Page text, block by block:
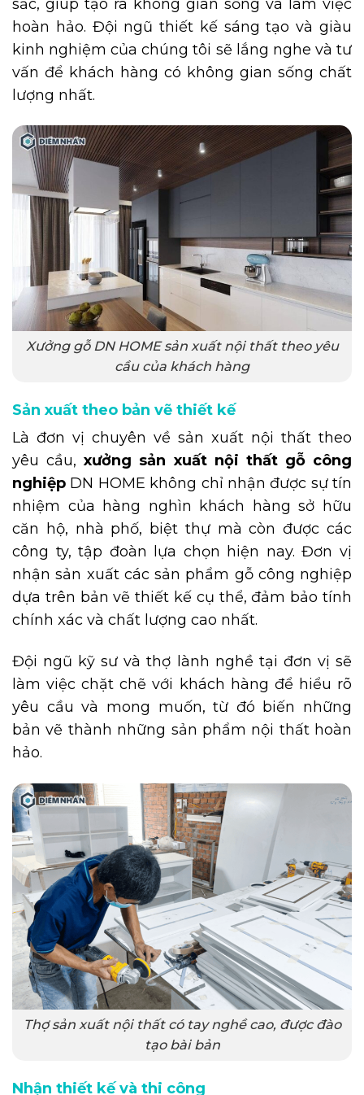
sắc, giúp tạo ra không gian sống và làm việc
hoàn hảo. Đội ngũ thiết kế sáng tạo và giàu
kinh nghiệm của chúng tôi sẽ lắng nghe và tư
vấn để khách hàng có không gian sống chất
lượng nhất.
Xưởng gỗ DN HOME sản xuất nội thất theo yêu
cầu của khách hàng
Sản xuất theo bản vẽ thiết kế
Là đơn vị chuyên về sản xuất nội thất theo
yêu cầu,xưởng sản xuất nội thất gỗ công
nghiệp DN HOME không chỉ nhận được sự tín
nhiệm của hàng nghìn khách hàng sở hữu
căn hộ, nhà phố, biệt thự mà còn được các
công ty, tập đoàn lựa chọn hiện nay. Đơn vị
nhận sản xuất các sản phẩm gỗ công nghiệp
dựa trên bản vẽ thiết kế cụ thể, đảm bảo tính
chính xác và chất lượng cao nhất.
Đội ngũ kỹ sư và thợ lành nghề tại đơn vị sẽ
làm việc chặt chẽ với khách hàng để hiểu rõ
yêu cầu và mong muốn, từ đó biến những
bản vẽ thành những sản phẩm nội thất hoàn
hảo.
Thợ sản xuất nội thất có tay nghề cao, được đào
tạo bài bản
Nhận thiết kế và thi công